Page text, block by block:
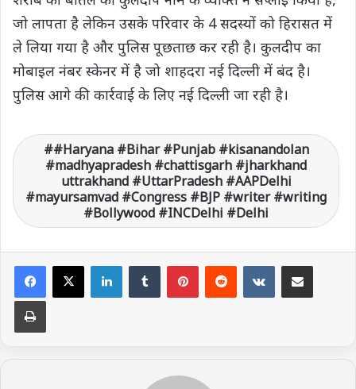
जो लापता है लेकिन उसके परिवार के 4 सदस्यों को हिरासत में
ले लिया गया है और पुलिस पूछताछ कर रही है। कुलदीप का
मोबाइल नंबर स्केनर में है जो शाहदरा नई दिल्ली में बंद है।
पुलिस आगे की कार्रवाई के लिए नई दिल्ली जा रही है।
#Haryana #Bihar #Punjab #kisanandolan
#madhyapradesh #chattisgarh #jharkhand
uttrakhand #UttarPradesh #AAPDelhi
#mayursamvad #Congress #BJP #writer #writing
#Bollywood #INCDelhi #Delhi
LinkedIn VKontakte